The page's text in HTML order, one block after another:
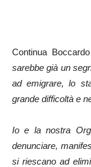
Continua Boccardo
sarebbe già un
ad emigrare, lo
grande difficoltà e
Io e la nostra
denunciare,
si riescano ad